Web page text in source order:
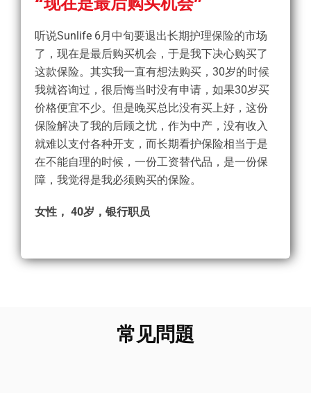
听说Sunlife 6月中旬要退出长期护理保险的市场
了，现在是最后购买机会，于是我下决心购买了
这款保险。其实我一直有想法购买，30岁的时候
我就咨询过，很后悔当时没有申请，如果30岁买
价格便宜不少。但是晚买总比没有买上好，这份
保险解决了我的后顾之忧，作为中产，没有收入
就难以支付各种开支，而长期看护保险相当于是
在不能自理的时候，一份工资替代品，是一份保
障，我觉得是我必须购买的保险。
女性， 40岁，银行职员
常见問題